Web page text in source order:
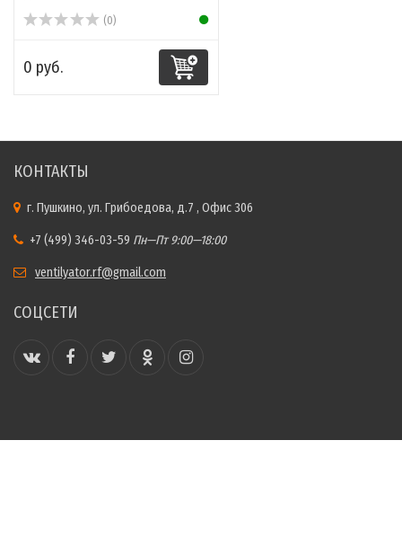
(0)
0 руб.
КОНТАКТЫ
г. Пушкино, ул. Грибоедова, д.7 , Офис 306
+7 (499) 346-03-59 Пн—Пт 9:00—18:00
ventilyator.rf@gmail.com
СОЦСЕТИ